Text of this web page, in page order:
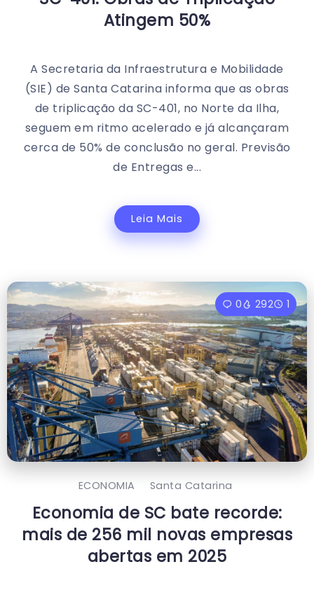
Atingem 50%
A Secretaria da Infraestrutura e Mobilidade
(SIE) de Santa Catarina informa que as obras
de triplicação da SC-401, no Norte da Ilha,
seguem em ritmo acelerado e já alcançaram
cerca de 50% de conclusão no geral. Previsão
de Entregas e...
Leia Mais
0 292 1
ECONOMIA Santa Catarina
Economia de SC bate recorde:
mais de 256 mil novas empresas
abertas em 2025